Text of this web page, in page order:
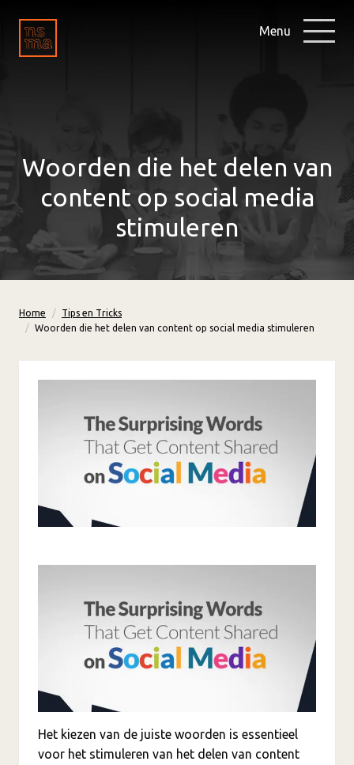
Menu
Woorden die het delen van
content op social media
stimuleren
Home
Tips en Tricks
Woorden die het delen van content op social media stimuleren
Het kiezen van de juiste woorden is essentieel
voor het stimuleren van het delen van content